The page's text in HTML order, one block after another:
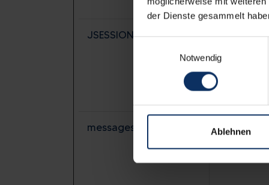
der Dienste gesammelt
Notwendig
Ablehnen
JSESSIONID [x21]
Feratel
messagesUtk HubSpot